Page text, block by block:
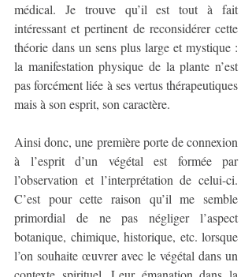
médical. Je trouve qu’il est tout à fait
intéressant et pertinent de reconsidérer cette
théorie dans un sens plus large et mystique :
la manifestation physique de la plante n’est
pas forcément liée à ses vertus thérapeutiques
mais à son esprit, son caractère.
Ainsi donc, une première porte de connexion
à l’esprit d’un végétal est formée par
l’observation et l’interprétation de celui-ci.
C’est pour cette raison qu’il me semble
primordial de ne pas négliger l’aspect
botanique, chimique, historique, etc. lorsque
l’on souhaite œuvrer avec le végétal dans un